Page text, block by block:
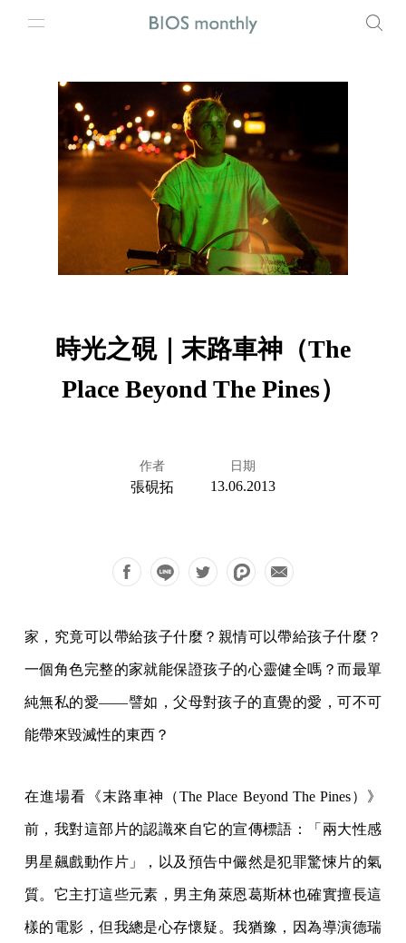
時光之硯｜末路車神（The
Place Beyond The Pines）
作者
張硯拓
日期
13.06.2013
家，究竟可以帶給孩子什麼？親情可以帶給孩子什麼？
一個角色完整的家就能保證孩子的心靈健全嗎？而最單
純無私的愛——譬如，父母對孩子的直覺的愛，可不可
能帶來毀滅性的東西？
在進場看《末路車神（The Place Beyond The Pines）》
前，我對這部片的認識來自它的宣傳標語：「兩大性感
男星飆戲動作片」，以及預告中儼然是犯罪驚悚片的氣
質。它主打這些元素，男主角萊恩葛斯林也確實擅長這
樣的電影，但我總是心存懷疑。我猶豫，因為導演德瑞